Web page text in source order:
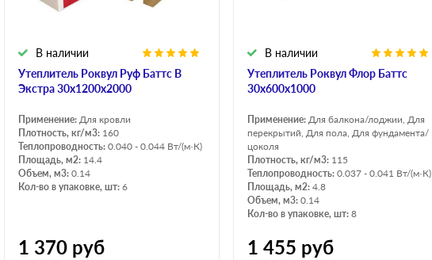
Утеплитель Роквул Руф Баттс В
Экстра 30х1200х2000
В наличии
Применение: Для кровли
Плотность, кг/м3: 160
Теплопроводность: 0.040 - 0.044 Вт/(м·К)
Площадь, м2: 14.4
Объем, м3: 0.14
Кол-во в упаковке, шт: 6
1 370 руб
Утеплитель Роквул Флор Баттс
30х600х1000
В наличии
Применение: Для балкона/лоджии, Для
перекрытий, Для пола, Для фундамента/
цоколя
Плотность, кг/м3: 115
Теплопроводность: 0.037 - 0.041 Вт/(м·К)
Площадь, м2: 4.8
Объем, м3: 0.14
Кол-во в упаковке, шт: 8
1 455 руб